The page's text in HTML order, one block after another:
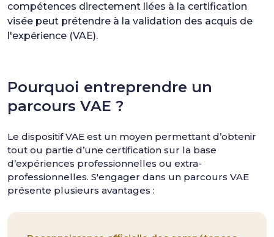
compétences directement liées à la certification
visée peut prétendre à la validation des acquis de
l'expérience (VAE).
Pourquoi entreprendre un
parcours VAE ?
Le dispositif VAE est un moyen permettant d’obtenir
tout ou partie d’une certification sur la base
d’expériences professionnelles ou extra-
professionnelles. S'engager dans un parcours VAE
présente plusieurs avantages :